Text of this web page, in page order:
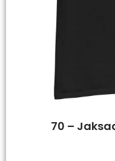
70 –